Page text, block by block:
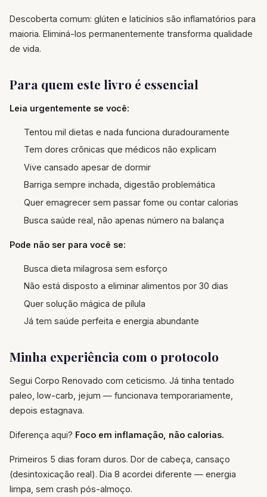
Descoberta comum: glúten e laticínios são inflamatórios para
maioria. Eliminá-los permanentemente transforma qualidade
de vida.
Para quem este livro é essencial
Leia urgentemente se você:
Tentou mil dietas e nada funciona duradouramente
Tem dores crônicas que médicos não explicam
Vive cansado apesar de dormir
Barriga sempre inchada, digestão problemática
Quer emagrecer sem passar fome ou contar calorias
Busca saúde real, não apenas número na balança
Pode não ser para você se:
Busca dieta milagrosa sem esforço
Não está disposto a eliminar alimentos por 30 dias
Quer solução mágica de pílula
Já tem saúde perfeita e energia abundante
Minha experiência com o protocolo
Segui Corpo Renovado com ceticismo. Já tinha tentado
paleo, low-carb, jejum — funcionava temporariamente,
depois estagnava.
Diferença aqui? Foco em inflamação, não calorias.
Primeiros 5 dias foram duros. Dor de cabeça, cansaço
(desintoxicação real). Dia 8 acordei diferente — energia
limpa, sem crash pós-almoço.